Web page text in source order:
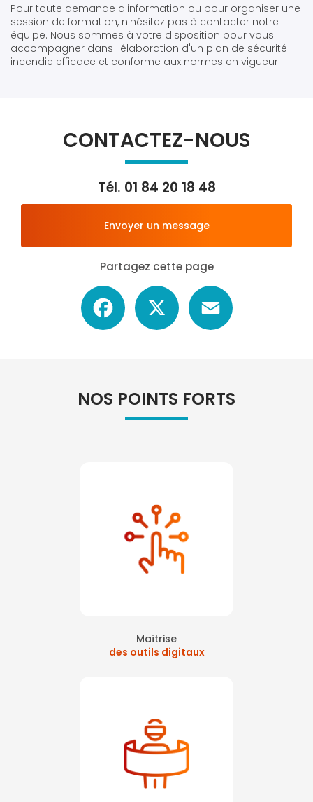
Pour toute demande d'information ou pour organiser une
session de formation, n'hésitez pas à contacter notre
équipe. Nous sommes à votre disposition pour vous
accompagner dans l'élaboration d'un plan de sécurité
incendie efficace et conforme aux normes en vigueur.
CONTACTEZ-NOUS
Tél. 01 84 20 18 48
Envoyer un message
Partagez cette page
Facebook
NOS POINTS FORTS
Maîtrise
des outils digitaux